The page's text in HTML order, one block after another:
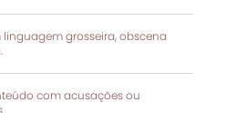
grosseira, obscena
com acusações ou